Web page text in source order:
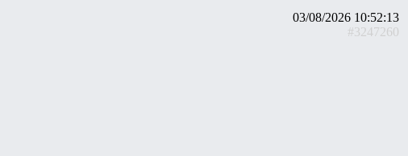
03/08/2026 10:52:13
#3247260